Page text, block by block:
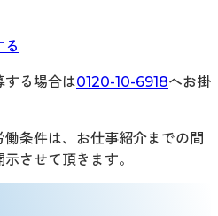
る
する場合は0120-10-6918へお掛
条件は、お仕事紹介までの間
させて頂きます。